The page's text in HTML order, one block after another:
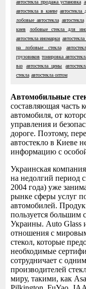
автостекла продажа установка
автостекла в киеве
лобовые автостекла автостекла
киев
лобовые стекла для
автостекла иномарки автостекла
на лобовые стекла
грузовиков тонировка
ваз
автостекла цены
стекла автостекла оптом
Автомобильные
составляющая часть
автомобиля, от
управления и
дороге. Поэтому,
автостекло в Киеве
информацию с
Украинская
на недолгий период
2004 года) уже
рынке сферы услуг
автомобилей.
пользуется большим
Украины. Auto Glass
отношения с
стекол, которые
необходимые
сотрудничает с
производителей
миру, такими, как